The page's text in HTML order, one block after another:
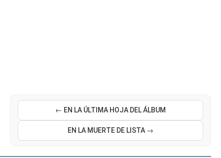
← EN LA ÚLTIMA HOJA DEL ÁLBUM
EN LA MUERTE DE LISTA →